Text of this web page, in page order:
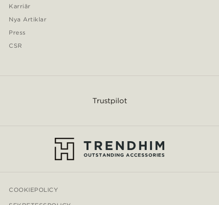
Karriär
Nya Artiklar
Press
CSR
Trustpilot
COOKIEPOLICY